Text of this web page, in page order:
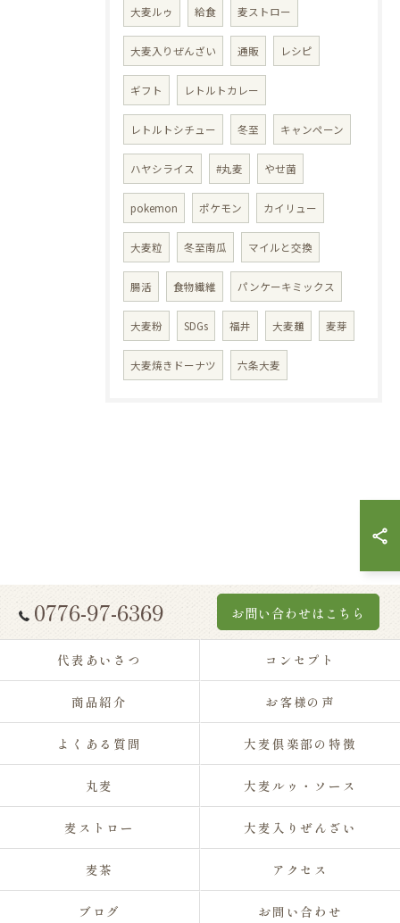
大麦ルゥ 給食 麦ストロー
大麦入りぜんざい 通販 レシピ
ギフト レトルトカレー
レトルトシチュー 冬至 キャンペーン
ハヤシライス #丸麦 やせ菌
pokemon ポケモン カイリュー
大麦粒 冬至南瓜 マイルと交換
腸活 食物繊維 パンケーキミックス
大麦粉 SDGs 福井 大麦麺 麦芽
大麦焼きドーナツ 六条大麦
0776-97-6369 お問い合わせはこちら
代表あいさつ コンセプト
商品紹介 お客様の声
よくある質問 大麦倶楽部の特徴
丸麦 大麦ルゥ・ソース
麦ストロー 大麦入りぜんざい
麦茶 アクセス
ブログ お問い合わせ